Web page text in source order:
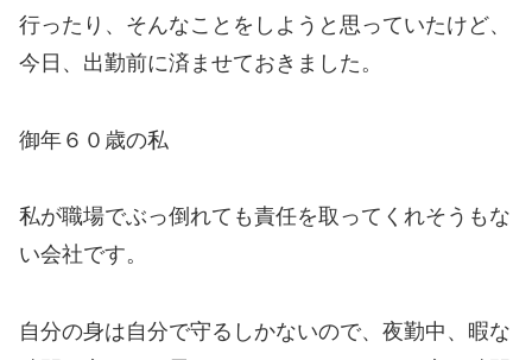
行ったり、そんなことをしようと思っていたけど、
今日、出勤前に済ませておきました。
御年６０歳の私
私が職場でぶっ倒れても責任を取ってくれそうもな
い会社です。
自分の身は自分で守るしかないので、夜勤中、暇な